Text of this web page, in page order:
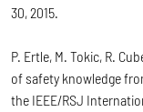
30, 2015.
P. Ertle, M. Tokic, R.
of safety knowledge
the IEEE/RSJ